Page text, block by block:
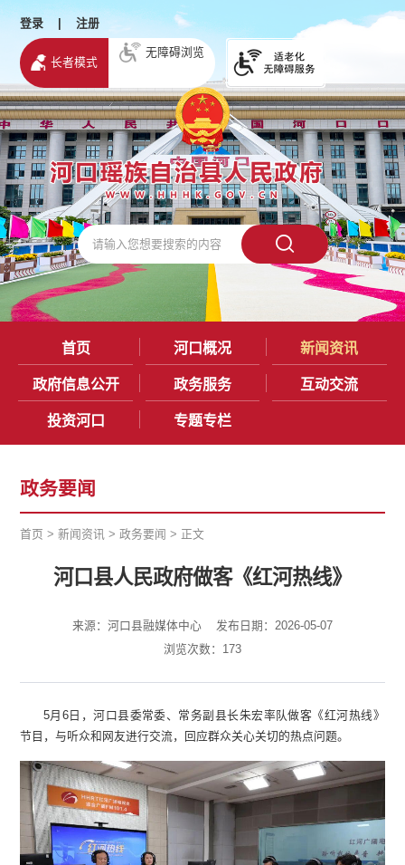
登录 | 注册
长者模式
无障碍浏览
首页 河口概况 新闻资讯
政府信息公开 政务服务 互动交流
投资河口 专题专栏
政务要闻
首页 >新闻资讯 >政务要闻 > 正文
河口县人民政府做客《红河热线》
来源：河口县融媒体中心
发布日期：2026-05-07
浏览次数： 173
5月6日，河口县委常委、常务副县长朱宏率队做客《红河热线》
节目，与听众和网友进行交流，回应群众关心关切的热点问题。